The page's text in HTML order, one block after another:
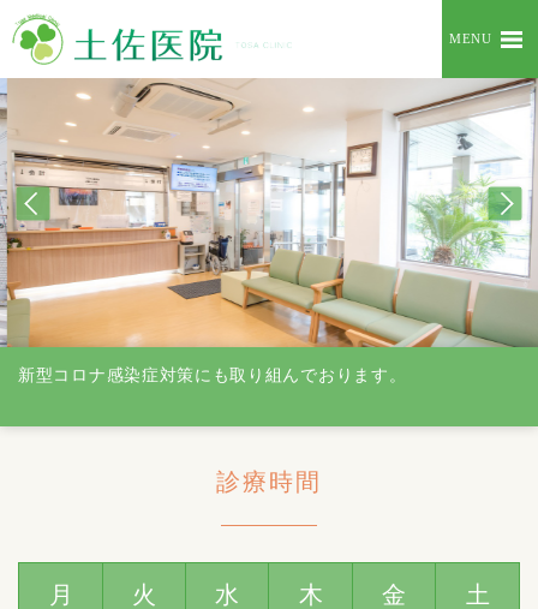
MENU
新型コロナ感染症対策にも取り組んでおります。
診療時間
月 火 水 木 金 土